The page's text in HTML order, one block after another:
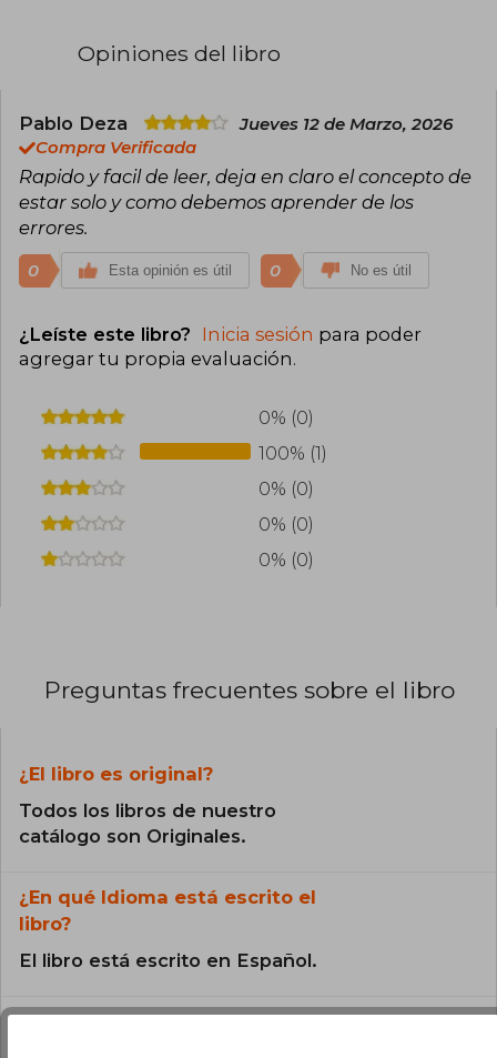
Opiniones del libro
Pablo Deza
Jueves 12 de Marzo, 2026
Compra Verificada
Rapido y facil de leer, deja en claro el concepto de
estar solo y como debemos aprender de los
errores.
0 Esta opinión es útil 0 No es útil
¿Leíste este libro? Inicia sesión para poder
agregar tu propia evaluación.
0% (0)
100% (1)
0% (0)
0% (0)
0% (0)
Preguntas frecuentes sobre el libro
¿El libro es original?
Todos los libros de nuestro
catálogo son Originales.
¿En qué Idioma está escrito el
libro?
El libro está escrito en Español.